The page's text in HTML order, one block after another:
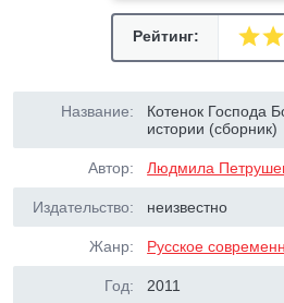
Рейтинг:
Название:
Котенок Господа
истории (сборник)
Автор: Людмила
Издательство: неизвестно
Жанр: Русское
Год: 2011